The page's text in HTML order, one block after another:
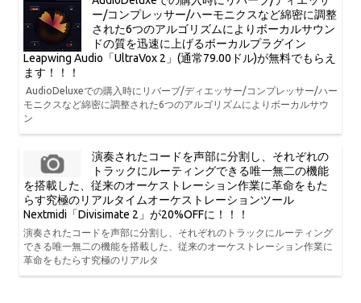
ー/コンプレッサー/ハーモニクスなど綿密に調整
された6つのアルゴリズムによりボーカルサウン
ドの質を迅速に上げるボーカルプラグイン
Leapwing Audio「UltraVox 2」(通常79.00ドル)が無料でもらえ
ます！！！
AudioDeluxeでの購入時にリバーブ/ディエッサー/コンプレッサー/ハー
モニクスなど綿密に調整された6つのアルゴリズムによりボーカルサウ
ン
演奏されたコードを声部に分割し、それぞれの
トラックにルーティングできる唯一無二の機能
を搭載した、従来のオーケストレーション作業に革命をもた
らす究極のリアルタイムオーケストレーションツール
Nextmidi「Divisimate 2」が20%OFFに！！！
演奏されたコードを声部に分割し、それぞれのトラックにルーティング
できる唯一無二の機能を搭載した、従来のオーケストレーション作業に
革命をもたらす究極のリアルタ